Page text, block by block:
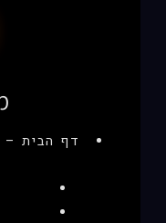
דף הבית –